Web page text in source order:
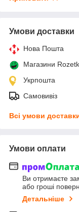
Умови доставки
Нова Пошта
Магазини
Укрпошта
Самовивіз
Всі умови
Умови оплати
Ви отримаєте
або гроші
Детальніше